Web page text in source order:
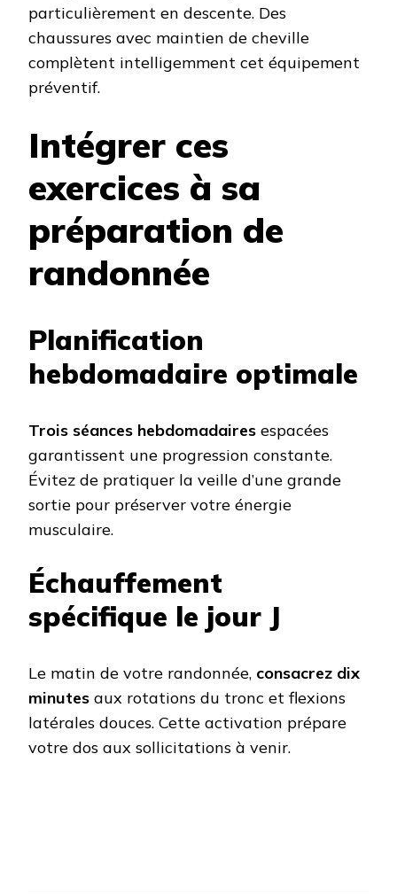
particulièrement en descente. Des
chaussures avec maintien de cheville
complètent intelligemment cet équipement
préventif.
Intégrer ces
exercices à sa
préparation de
randonnée
Planification
hebdomadaire optimale
Trois séances hebdomadaires espacées
garantissent une progression constante.
Évitez de pratiquer la veille d’une grande
sortie pour préserver votre énergie
musculaire.
Échauffement
spécifique le jour J
Le matin de votre randonnée, consacrez dix
minutes aux rotations du tronc et flexions
latérales douces. Cette activation prépare
votre dos aux sollicitations à venir.